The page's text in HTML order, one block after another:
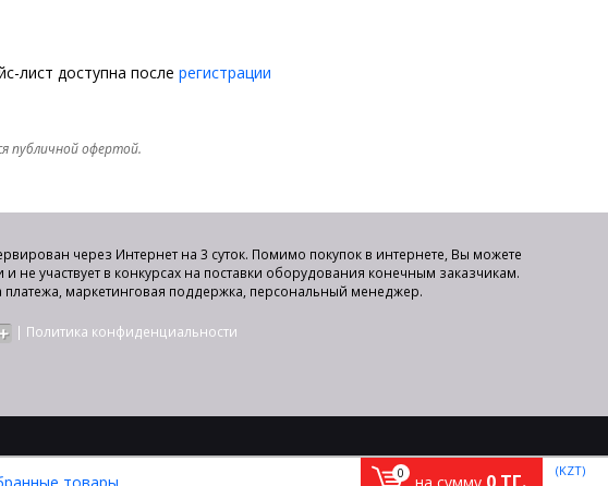
0 (KZT)
лист доступна после регистрации
публичной офертой.
через Интернет на 3 суток. Помимо покупок в интернете, Вы можете
участвует в конкурсах на поставки оборудования конечным заказчикам.
маркетинговая поддержка, персональный менеджер.
| Политика конфиденциальности